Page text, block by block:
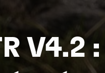
V4.2 :